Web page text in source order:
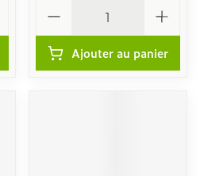
Ajouter au panier